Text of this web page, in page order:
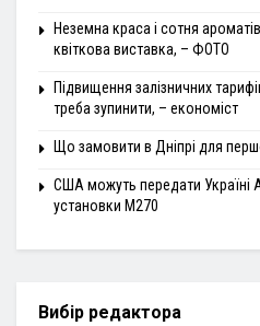
Неземна краса і сотня
квіткова виставка, – ФОТО
Підвищення залізничних
треба зупинити, – економіст
Що замовити в Дніпрі для
США можуть передати Україні
установки M270
Вибір редактора